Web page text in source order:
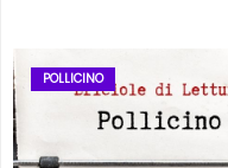
POLLICINO